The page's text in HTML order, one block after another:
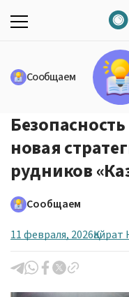
Сообщаем
новая
рудников
Сообщаем
11 февраля, 2026